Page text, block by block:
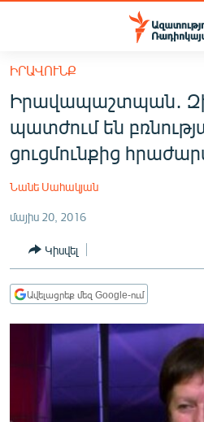
Մատչելիության
հիմնական
բովանդակությանը
հիմնական
մենյուին
ՀԱՅԱՍՏԱՆ
ՔԱՂԱՔԱԿԱՆ
ՏՆՏԵՍՈՒԹՅՈՒՆ
ՂԱՐԱԲԱՂ
ՏԱՐԱԾԱՇՐՋԱՆ
ՄԻՋԱԶԳԱՅԻՆ
ՄՇԱԿՈՒՅԹ
ԻՐԱՎՈՒՆՔ
Իրավապաշտպան․
պատժում են
ցուցմունքից
Նանե Սահակյան
մայիս 20, 2016
Կիսվել
Ավելացրեք մեզ Google-ում